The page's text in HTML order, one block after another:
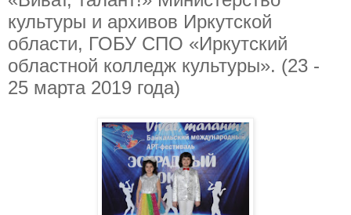
культуры и архивов Иркутской
области, ГОБУ СПО «Иркутский
областной колледж культуры». (23 -
25 марта 2019 года)